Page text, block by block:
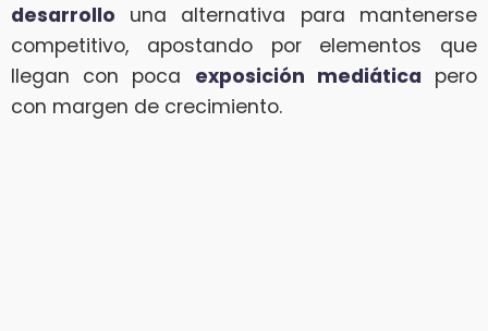
desarrollo una alternativa para mantenerse
competitivo, apostando por elementos que
llegan con poca exposición mediática pero
con margen de crecimiento.